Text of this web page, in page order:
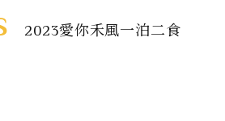
2023愛你禾風一泊二食